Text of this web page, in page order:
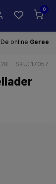
0
De online
SKU: 17057